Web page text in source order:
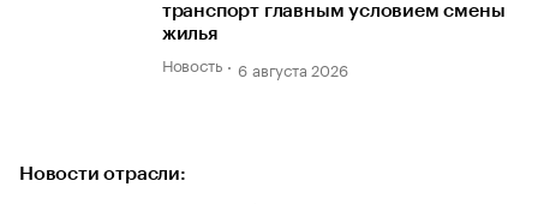
транспорт главным условием смены
жилья
Новость 6 августа 2026
Новости отрасли: